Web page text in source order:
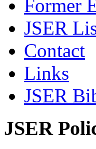
Former
JSER
Contact
Links
JSER
JSER